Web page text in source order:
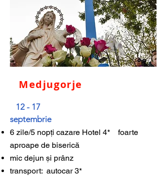
Medjugorje
12 - 17
septembrie
6 zile/5 nopți cazare Hotel 4* foarte
aproape de biserică
mic dejun și prânz
transport: autocar 3*